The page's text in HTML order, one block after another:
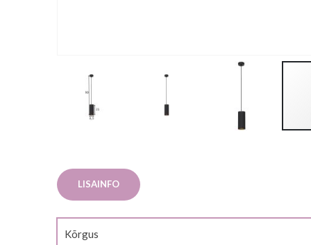
the
beginning
the
images
LISAINFO
Kõrgus